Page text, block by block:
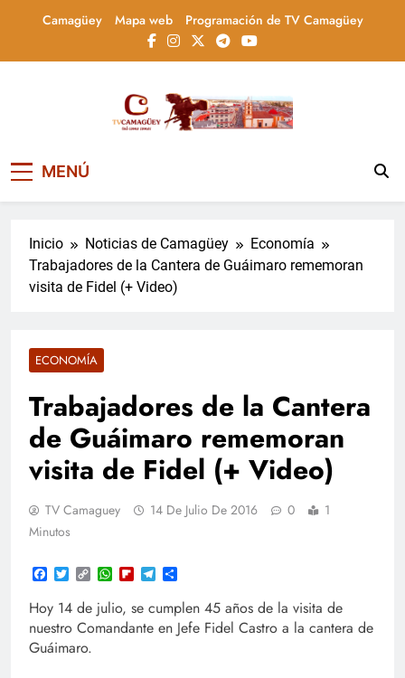
Camagüey Mapa web Programación de TV Camagüey
Televisión Camagüey,
Cuba
informa, educa y entretiene con contenidos
la actualidad nacional
MENÚ
Inicio Noticias de Camagüey
Economía
Trabajadores de la Cantera de Guáimaro rememoran
visita de Fidel (+ Video)
ECONOMÍA
Trabajadores de la Cantera
de Guáimaro rememoran
visita de Fidel (+ Video)
TV Camaguey 14 De Julio De 2016 0
1
Minutos
Facebook
TwitterCopy
Link
WhatsApp
FlipboardTelegram
Hoy 14 de julio, se cumplen 45 años de la visita de
nuestro Comandante en Jefe Fidel Castro a la cantera de
Guáimaro.